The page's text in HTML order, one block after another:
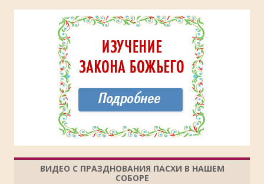
ВИДЕО С ПРАЗДНОВАНИЯ ПАСХИ В НАШЕМ
СОБОРЕ